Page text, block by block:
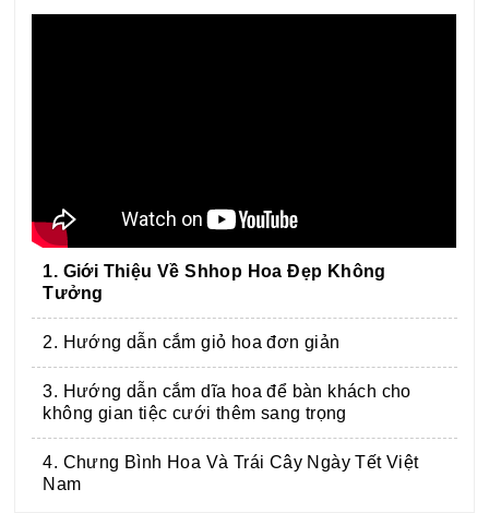
1. Giới Thiệu Về Shhop Hoa Đẹp Không
Tưởng
2. Hướng dẫn cắm giỏ hoa đơn giản
3. Hướng dẫn cắm dĩa hoa để bàn khách cho
không gian tiệc cưới thêm sang trọng
4. Chưng Bình Hoa Và Trái Cây Ngày Tết Việt
Nam